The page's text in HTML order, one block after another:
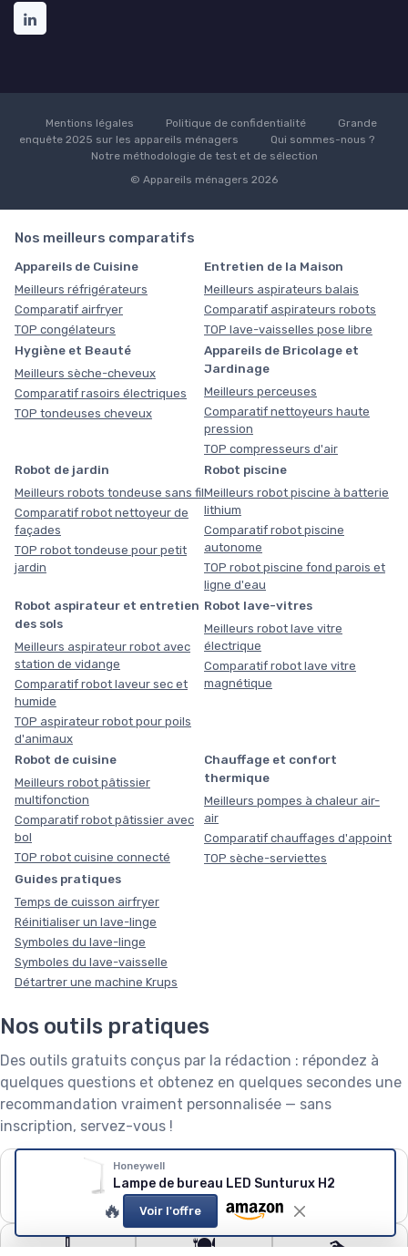
Honeywell
Lampe de bureau LED Sunturux H2
🔥 Voir l'offre
Mentions légales Politique de confidentialité
Grande
enquête 2025 sur les appareils ménagers
Qui sommes-nous ?
Notre méthodologie de test et de sélection
© Appareils ménagers 2026
Nos meilleurs comparatifs
Appareils de Cuisine
Meilleurs réfrigérateurs
Comparatif airfryer
TOP congélateurs
Entretien de la Maison
Meilleurs aspirateurs balais
Comparatif aspirateurs robots
TOP lave-vaisselles pose libre
Hygiène et Beauté
Meilleurs sèche-cheveux
Comparatif rasoirs électriques
TOP tondeuses cheveux
Appareils de Bricolage et
Jardinage
Meilleurs perceuses
Comparatif nettoyeurs haute
pression
TOP compresseurs d'air
Robot de jardin
Meilleurs robots tondeuse sans fil
Comparatif robot nettoyeur de
façades
TOP robot tondeuse pour petit
jardin
Robot piscine
Meilleurs robot piscine à batterie
lithium
Comparatif robot piscine
autonome
TOP robot piscine fond parois et
ligne d'eau
Robot aspirateur et entretien
des sols
Meilleurs aspirateur robot avec
station de vidange
Comparatif robot laveur sec et
humide
TOP aspirateur robot pour poils
d'animaux
Robot lave-vitres
Meilleurs robot lave vitre
électrique
Comparatif robot lave vitre
magnétique
Robot de cuisine
Meilleurs robot pâtissier
multifonction
Comparatif robot pâtissier avec
bol
TOP robot cuisine connecté
Chauffage et confort
thermique
Meilleurs pompes à chaleur air-
air
Comparatif chauffages d'appoint
TOP sèche-serviettes
Guides pratiques
Temps de cuisson airfryer
Réinitialiser un lave-linge
Symboles du lave-linge
Symboles du lave-vaisselle
Détartrer une machine Krups
Nos outils pratiques
Des outils gratuits conçus par la rédaction : répondez à
quelques questions et obtenez en quelques secondes une
recommandation vraiment personnalisée — sans
inscription, servez-vous !
Puissance de
Capacité de lave-
🌱
Robot tondeuse : le
🧹 🍽️ 🏊